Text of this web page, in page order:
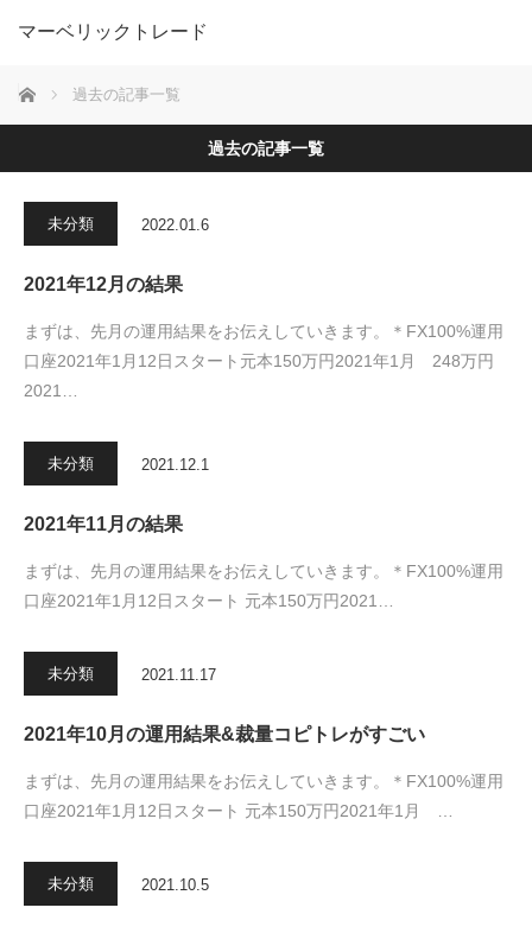
マーベリックトレード
ホーム 過去の記事一覧
過去の記事一覧
未分類 2022.01.6
2021年12月の結果
まずは、先月の運用結果をお伝えしていきます。＊FX100%運用
口座2021年1月12日スタート元本150万円2021年1月 248万円
2021…
未分類 2021.12.1
2021年11月の結果
まずは、先月の運用結果をお伝えしていきます。＊FX100%運用
口座2021年1月12日スタート 元本150万円2021…
未分類 2021.11.17
2021年10月の運用結果&裁量コピトレがすごい
まずは、先月の運用結果をお伝えしていきます。＊FX100%運用
口座2021年1月12日スタート 元本150万円2021年1月 …
未分類 2021.10.5